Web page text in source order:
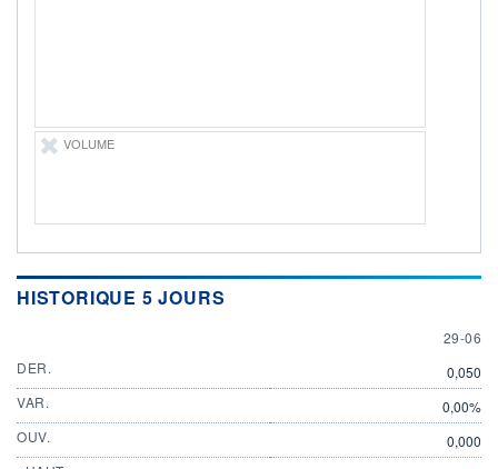
VOLUME
HISTORIQUE 5 JOURS
29
29-06
DER.
0,050
VAR.
0,00%
OUV.
0,000